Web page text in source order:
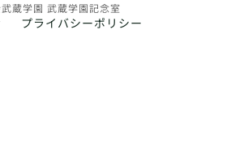
蔵学園 武蔵学園記念室
プライバシーポリシー